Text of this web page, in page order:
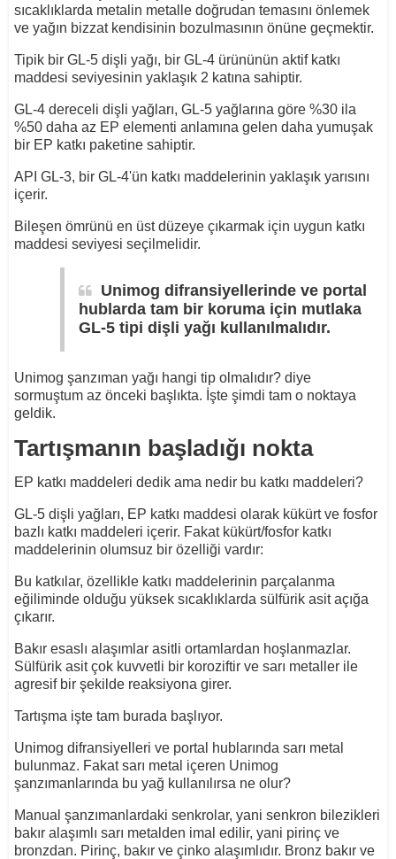
sıcaklıklarda metalin metalle doğrudan temasını önlemek
ve yağın bizzat kendisinin bozulmasının önüne geçmektir.
Tipik bir GL-5 dişli yağı, bir GL-4 ürününün aktif katkı
maddesi seviyesinin yaklaşık 2 katına sahiptir.
GL-4 dereceli dişli yağları, GL-5 yağlarına göre %30 ila
%50 daha az EP elementi anlamına gelen daha yumuşak
bir EP katkı paketine sahiptir.
API GL-3, bir GL-4'ün katkı maddelerinin yaklaşık yarısını
içerir.
Bileşen ömrünü en üst düzeye çıkarmak için uygun katkı
maddesi seviyesi seçilmelidir.
Unimog difransiyellerinde ve portal
hublarda tam bir koruma için mutlaka
GL-5 tipi dişli yağı kullanılmalıdır.
Unimog şanzıman yağı hangi tip olmalıdır? diye
sormuştum az önceki başlıkta. İşte şimdi tam o noktaya
geldik.
Tartışmanın başladığı nokta
EP katkı maddeleri dedik ama nedir bu katkı maddeleri?
GL-5 dişli yağları, EP katkı maddesi olarak kükürt ve fosfor
bazlı katkı maddeleri içerir. Fakat kükürt/fosfor katkı
maddelerinin olumsuz bir özelliği vardır:
Bu katkılar, özellikle katkı maddelerinin parçalanma
eğiliminde olduğu yüksek sıcaklıklarda sülfürik asit açığa
çıkarır.
Bakır esaslı alaşımlar asitli ortamlardan hoşlanmazlar.
Sülfürik asit çok kuvvetli bir koroziftir ve sarı metaller ile
agresif bir şekilde reaksiyona girer.
Tartışma işte tam burada başlıyor.
Unimog difransiyelleri ve portal hublarında sarı metal
bulunmaz. Fakat sarı metal içeren Unimog
şanzımanlarında bu yağ kullanılırsa ne olur?
Manual şanzımanlardaki senkrolar, yani senkron bilezikleri
bakır alaşımlı sarı metalden imal edilir, yani pirinç ve
bronzdan. Pirinç, bakır ve çinko alaşımlıdır. Bronz bakır ve